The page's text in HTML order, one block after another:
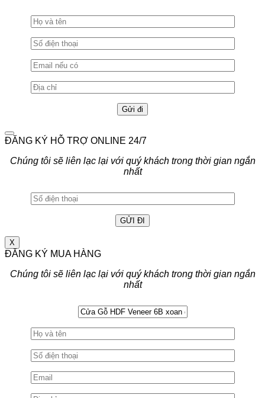
ĐĂNG KÝ HỖ TRỢ ONLINE 24/7
Chúng tôi sẽ liên lạc lại với quý khách trong thời gian ngắn
nhất
X
ĐĂNG KÝ MUA HÀNG
Chúng tôi sẽ liên lạc lại với quý khách trong thời gian ngắn
nhất